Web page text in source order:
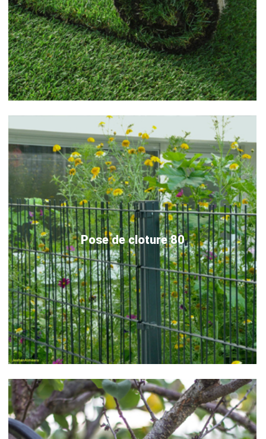
Pose de cloture 80